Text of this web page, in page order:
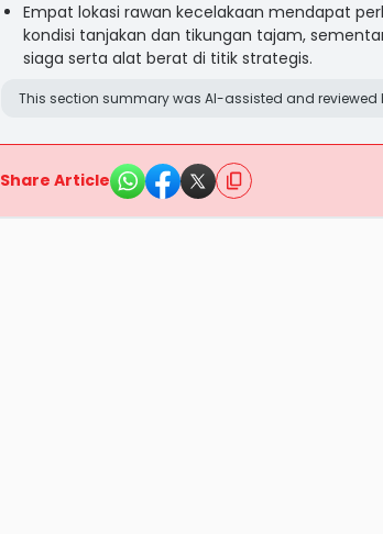
Empat lokasi rawan kecelakaan mendapat
kondisi tanjakan dan tikungan tajam,
siaga serta alat berat di titik strategis.
This section summary was AI-assisted and reviewed
Share Article